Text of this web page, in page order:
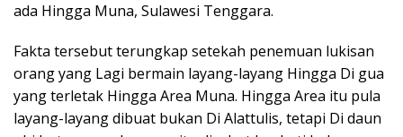
ada Hingga Muna, Sulawesi Tenggara.
Fakta tersebut terungkap setekah penemuan lukisan
orang yang Lagi bermain layang-layang Hingga Di gua
yang terletak Hingga Area Muna. Hingga Area itu pula
layang-layang dibuat bukan Di Alattulis, tetapi Di daun